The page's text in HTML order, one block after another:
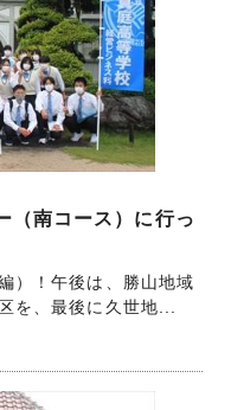
（南コース）に行っ
）！午後は、勝山地域
を、最後に久世地...